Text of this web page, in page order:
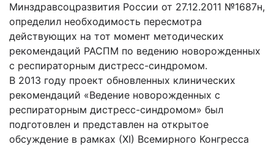
Минздравсоцразвития России от 27.12.2011 №1687н,
определил необходимость пересмотра
действующих на тот момент методических
рекомендаций РАСПМ по ведению новорожденных
с респираторным дистресс-синдромом.
В 2013 году проект обновленных клинических
рекомендаций «Ведение новорожденных с
респираторным дистресс-синдромом» был
подготовлен и представлен на открытое
обсуждение в рамках (ХI) Всемирного Конгресса